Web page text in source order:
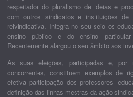
respeitador do pluralismo de ideias e
com outros sindicatos e instituições
reivindicativa. Integra no seu seio os
ensino público e do ensino
Recentemente alargou o seu âmbito aos
As suas eleições, participadas e, por
concorrentes, constituem exemplos de
efetiva participação dos professores,
definição das linhas mestras da ação